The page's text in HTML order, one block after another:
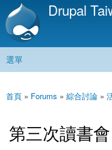
移
內
Drupal
主選單
選單
您在這裡
首頁 » Forums » 綜合討論 »
第三次讀書會